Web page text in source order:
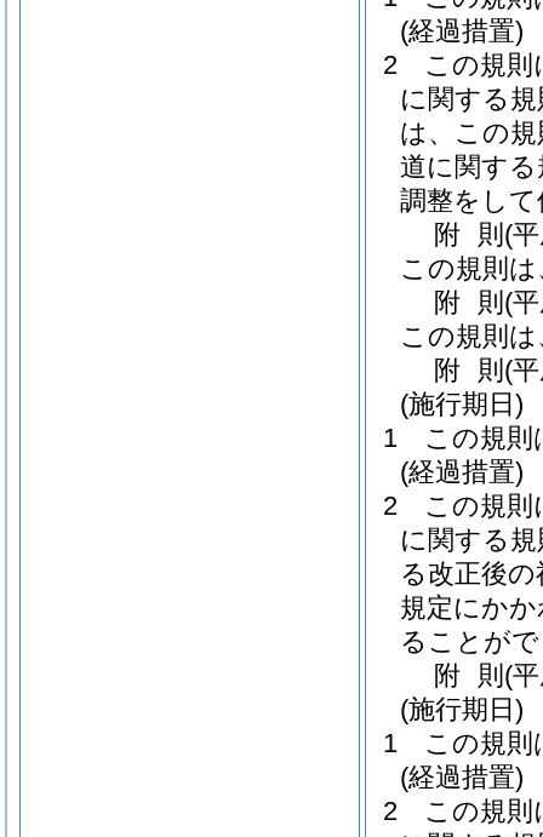
(経過措置)
2
この規則
に関する
は、この
道に関す
調整をし
附 則 (
この規則
附 則 (
この規則
附 則 (
(施行期日)
1
この規則
(経過措置)
2
この規則
に関する
る改正後
規定にか
ることが
附 則 (
(施行期日)
1
この規則
(経過措置)
2
この規則